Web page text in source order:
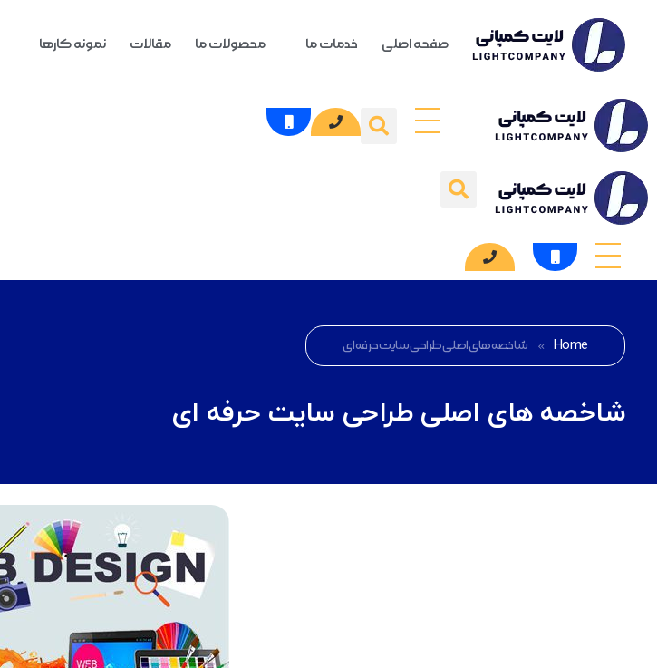
صفحه اصلی خدمات ما محصولات ما مقالات نمونه کارها
Home
» شاخصه های اصلی طراحی سایت حرفه ای
شاخصه های اصلی طراحی سایت حرفه ای